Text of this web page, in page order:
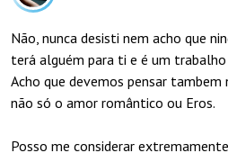
Não, nunca desisti nem acho que
terá alguém para ti e é um
Acho que devemos pensar tambem
não só o amor romântico ou Eros.
Posso me considerar